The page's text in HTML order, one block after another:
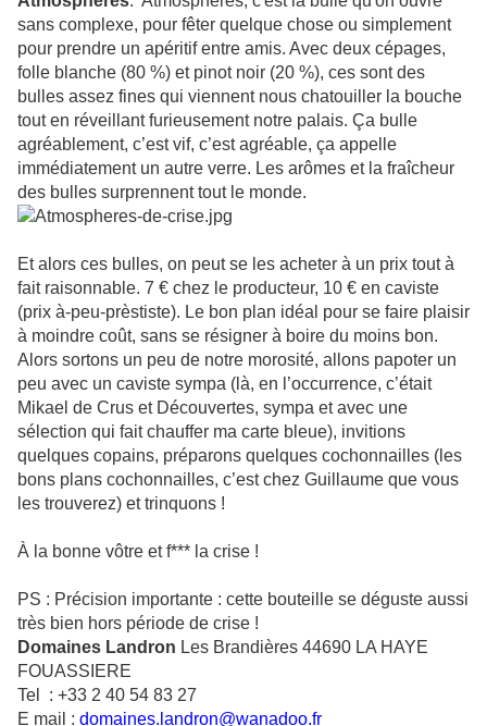
sans complexe, pour fêter quelque chose ou simplement
pour prendre un apéritif entre amis. Avec deux cépages,
folle blanche (80 %) et pinot noir (20 %), ces sont des
bulles assez fines qui viennent nous chatouiller la bouche
tout en réveillant furieusement notre palais. Ça bulle
agréablement, c’est vif, c’est agréable, ça appelle
immédiatement un autre verre. Les arômes et la fraîcheur
des bulles surprennent tout le monde.
Et alors ces bulles, on peut se les acheter à un prix tout à
fait raisonnable. 7 € chez le producteur, 10 € en caviste
(prix à-peu-prèstiste). Le bon plan idéal pour se faire plaisir
à moindre coût, sans se résigner à boire du moins bon.
Alors sortons un peu de notre morosité, allons papoter un
peu avec un caviste sympa (là, en l’occurrence, c’était
Mikael de Crus et Découvertes, sympa et avec une
sélection qui fait chauffer ma carte bleue), invitions
quelques copains, préparons quelques cochonnailles (les
bons plans cochonnailles, c’est chez Guillaume que vous
les trouverez) et trinquons !
À la bonne vôtre et f*** la crise !
PS : Précision importante : cette bouteille se déguste aussi
très bien hors période de crise !
Domaines Landron Les Brandières 44690 LA HAYE
FOUASSIERE
Tel : +33 2 40 54 83 27
E mail : domaines.landron@wanadoo.fr